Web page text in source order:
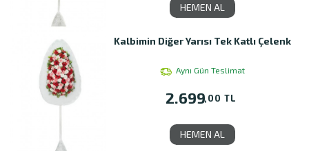
HEMEN AL
Kalbimin Diğer Yarısı Tek Katlı Çelenk
Aynı Gün Teslimat
2.699,00 TL
HEMEN AL